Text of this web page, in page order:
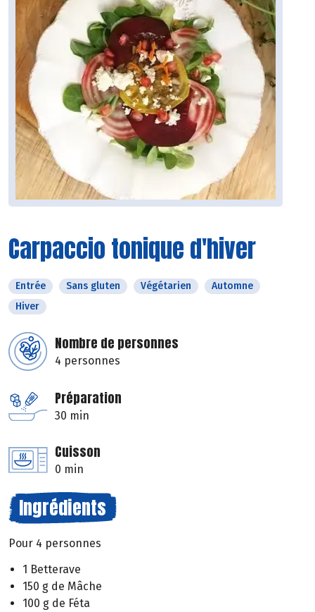
Carpaccio tonique d'hiver
Entrée Sans gluten Végétarien
Automne
Hiver
Nombre de personnes
4 personnes
Préparation
30 min
Cuisson
0 min
Ingrédients
Pour 4 personnes
1 Betterave
150 g de Mâche
100 g de Féta